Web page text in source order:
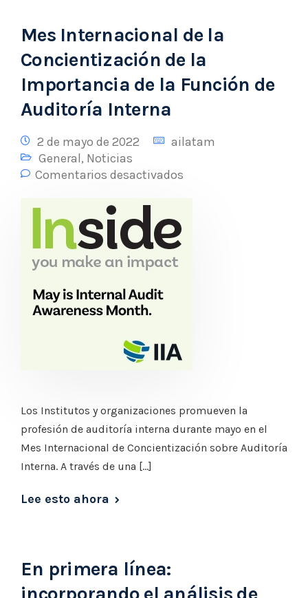
Mes Internacional de la
Concientización de la
Importancia de la Función de
Auditoría Interna
2 de mayo de 2022
ailatam
General, Noticias
Comentarios desactivados
Los Institutos y organizaciones promueven la
profesión de auditoría interna durante mayo en el
Mes Internacional de Concientización sobre Auditoría
Interna. A través de una […]
Lee esto ahora
En primera línea: